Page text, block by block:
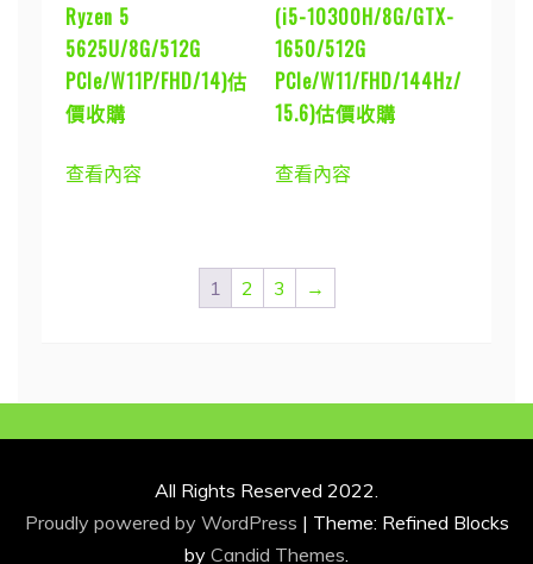
Ryzen 5
5625U/8G/512G
PCIe/W11P/FHD/14)估
價收購
查看內容
(i5-10300H/8G/GTX-
1650/512G
PCIe/W11/FHD/144Hz/
15.6)估價收購
查看內容
1 2 3 →
All Rights Reserved 2022.
Proudly powered by WordPress | Theme: Refined Blocks
by Candid Themes